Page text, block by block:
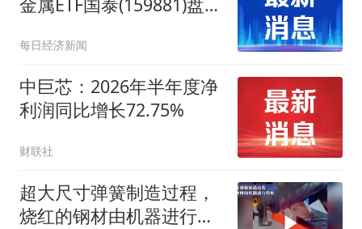
每日经济新闻
中巨芯：2026年半年度净
利润同比增长72.75%
财联社
超大尺寸弹簧制造过程，
烧红的钢材由机器进行塑